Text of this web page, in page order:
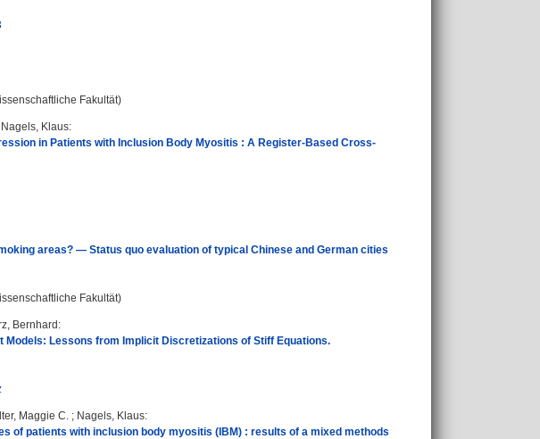
Fakultät)
Nagels, Klaus:
in Patients with Inclusion Body Myositis : A Register-Based Cross-
areas? — Status quo evaluation of typical Chinese and German cities
Fakultät)
Bernhard :
Lessons from Implicit Discretizations of Stiff Equations.
Maggie C. ; Nagels, Klaus:
of patients with inclusion body myositis (IBM) : results of a mixed methods